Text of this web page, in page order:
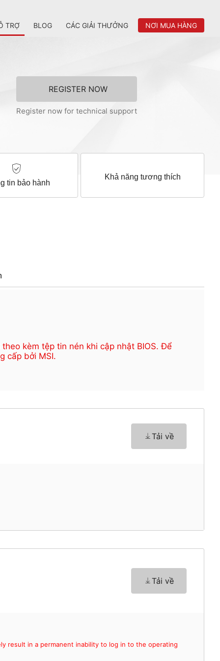
TRỢ BLOG CÁC GIẢI THƯỞNG NƠI MUA HÀNG
REGISTER NOW
Register now for technical support
tin bảo hành
Khả năng tương thích
kèm tệp tin nén khi cập nhật BIOS. Để
cấp bởi MSI.
Tải về
Tải về
result in a permanent inability to log in to the operating